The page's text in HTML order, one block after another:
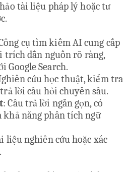
tài liệu pháp lý hoặc tư
cụ tìm kiếm AI cung cấp
trích dẫn nguồn rõ ràng,
Google Search.
cứu học thuật, kiểm tra
lời câu hỏi chuyên sâu.
: Câu trả lời ngắn gọn, có
khả năng phân tích ngữ
liệu nghiên cứu hoặc xác